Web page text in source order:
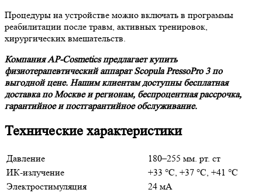
Процедуры на устройстве можно включать в программы
реабилитации после травм, активных тренировок,
хирургических вмешательств.
Компания AP-Cosmetics предлагает купить
физиотерапевтический аппарат Scopula PressoPro 3 по
выгодной цене. Нашим клиентам доступны бесплатная
доставка по Москве и регионам, беспроцентная рассрочка,
гарантийное и постгарантийное обслуживание.
Технические характеристики
Давление
180–255 мм. рт. ст
ИК-излучение
+33 °С, +37 °С, +41 °С
Электростимуляция
24 мА